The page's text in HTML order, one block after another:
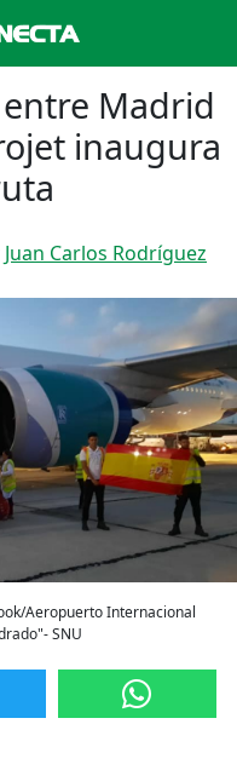
Madrid
inaugura
Juan Carlos Rodríguez
Aeropuerto Internacional
SNU